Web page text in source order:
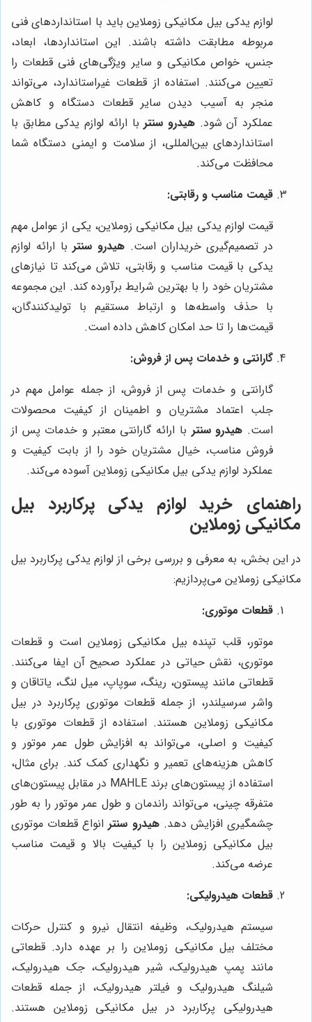
لوازم یدکی بیل مکانیکی زوملاین باید با استانداردهای فنی
مربوطه مطابقت داشته باشند. این استانداردها، ابعاد،
جنس، خواص مکانیکی و سایر ویژگی‌های فنی قطعات را
تعیین می‌کنند. استفاده از قطعات غیراستاندارد، می‌تواند
منجر به آسیب دیدن سایر قطعات دستگاه و کاهش
عملکرد آن شود.هیدرو سنتر با ارائه لوازم یدکی مطابق با
استانداردهای بین‌المللی، از سلامت و ایمنی دستگاه شما
محافظت می‌کند.
قیمت مناسب و رقابتی:
قیمت لوازم یدکی بیل مکانیکی زوملاین، یکی از عوامل مهم
در تصمیم‌گیری خریداران است. هیدرو سنتر با ارائه لوازم
یدکی با قیمت مناسب و رقابتی، تلاش می‌کند تا نیازهای
مشتریان خود را با بهترین شرایط برآورده کند. این مجموعه
با حذف واسطه‌ها و ارتباط مستقیم با تولیدکنندگان،
قیمت‌ها را تا حد امکان کاهش داده است.
گارانتی و خدمات پس از فروش:
گارانتی و خدمات پس از فروش، از جمله عوامل مهم در
جلب اعتماد مشتریان و اطمینان از کیفیت محصولات
است. هیدرو سنتر با ارائه گارانتی معتبر و خدمات پس از
فروش مناسب، خیال مشتریان خود را از بابت کیفیت و
عملکرد لوازم یدکی بیل مکانیکی زوملاین آسوده می‌کند.
راهنمای خرید لوازم یدکی پرکاربرد بیل
مکانیکی زوملاین
در این بخش، به معرفی و بررسی برخی از لوازم یدکی پرکاربرد بیل
مکانیکی زوملاین می‌پردازیم:
قطعات موتوری:
موتور، قلب تپنده بیل مکانیکی زوملاین است و قطعات
موتوری، نقش حیاتی در عملکرد صحیح آن ایفا می‌کنند.
قطعاتی مانند پیستون، رینگ، سوپاپ، میل لنگ، یاتاقان و
واشر سرسیلندر، از جمله قطعات موتوری پرکاربرد در بیل
مکانیکی زوملاین هستند. استفاده از قطعات موتوری با
کیفیت و اصلی، می‌تواند به افزایش طول عمر موتور و
کاهش هزینه‌های تعمیر و نگهداری کمک کند. برای مثال،
استفاده از پیستون‌های برند MAHLE در مقابل پیستون‌های
متفرقه چینی، می‌تواند راندمان و طول عمر موتور را به طور
چشمگیری افزایش دهد.هیدرو سنتر انواع قطعات موتوری
بیل مکانیکی زوملاین را با کیفیت بالا و قیمت مناسب
عرضه می‌کند.
قطعات هیدرولیکی:
سیستم هیدرولیک، وظیفه انتقال نیرو و کنترل حرکات
مختلف بیل مکانیکی زوملاین را بر عهده دارد. قطعاتی
مانند پمپ هیدرولیک، شیر هیدرولیک، جک هیدرولیک،
شیلنگ هیدرولیک و فیلتر هیدرولیک، از جمله قطعات
هیدرولیکی پرکاربرد در بیل مکانیکی زوملاین هستند.